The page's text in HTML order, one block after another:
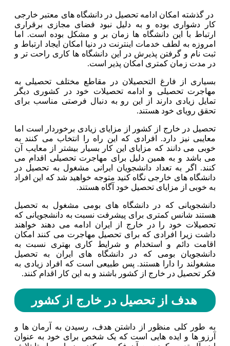
در گذشته امکان ادامه تحصیل در دانشگاه های معتبر خارجی
کار دشواری بوده و به دلیل نبود فضای مجازی برقراری
ارتباط با این دانشگاه ها زمان بر و مشکل بوده است. اما
امروزه به لطف خدمات اینترنت در دنیا امکان ایجاد ارتباط و
ثبت نام و گرفتن پذیرش در این دانشگاه ها کاری راحت تر و
در مدت زمان کمتری امکان پذیر است.
بسیاری از فارغ التحصیلان در مقاطع مختلف تحصیلی به
مهاجرت تحصیلی و ادامه تحصیلات خود در کشوری دیگر
تمایل زیادی دارند از این رو به دنبال فرصتی مناسب برای
تحقق رویای خود هستند.
تحصیل در خارج از کشور از مزایای زیادی برخوردار است اما
معایبی نیز دارد. افرادی که این راه را انتخاب می کنند به
خوبی می دانند که مزایای این کار بسیار بیشتر از معایب آن
می باشد و به همین دلیل برای مهاجرت تحصیلی اقدام می
کنند. اگر به تعداد دانشجویان ایرانی مشغول به تحصیل در
دانشگاه های خارجی نگاه کنید متوجه خواهید شد که این افراد
به خوبی از مزایای تحصیل خود آگاه هستند.
دانشجویانی که در دانشگاه های بومی مشغول به تحصیل
هستند شانس کمتری برای پیشرفت نسبت به دانشجویانی که
تحصیلات خود را در خارج از ایران ادامه می دهند خواهند
داشت زیرا افرادی که برای تحصیل مهاجرت می کنند امکان
اقامت دائم و استخدام و شرایط کاری بهتری نسبت به
دانشجویان بومی که در دانشگاه های ایران به تحصیل
مشغولند را دارا هستند. پس طبیعی است که افراد زیادی به
فکر تحصیل در خارج از کشور باشند و به این کار اقدام کنند.
هدف از تحصیل در خارج از کشور
به طور کلی منظور از داشتن هدف، رسیدن به آرمان ها و
آرزو ها و ایده هایی است که یک شخص برای خود به عنوان